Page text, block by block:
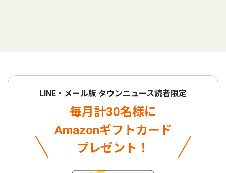
LINE・メール版 タウンニュース読者限定
毎月計30名様に
Amazonギフトカード
プレゼント！